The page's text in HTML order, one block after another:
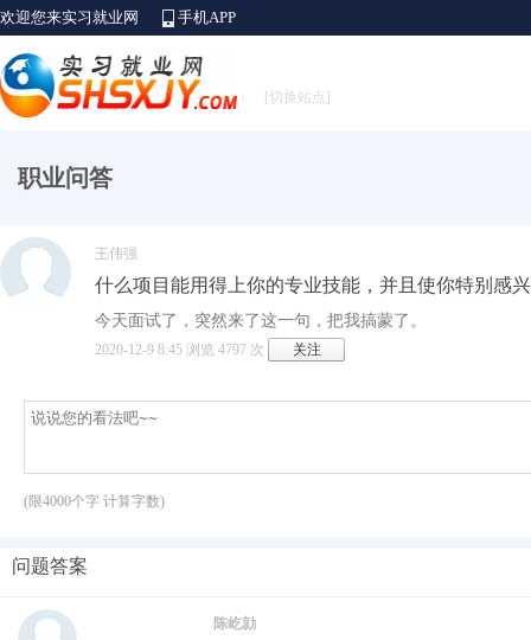
欢迎您来实习就业网 手机APP
[切换站点]
职业问答
王伟强
什么项目能用得上你的专业技能，并且使你特别感
今天面试了，突然来了这一句，把我搞蒙了。
2020-12-9 8:45 浏览 4797 次 关注
(限4000个字 计算字数)
问题答案
陈屹勍